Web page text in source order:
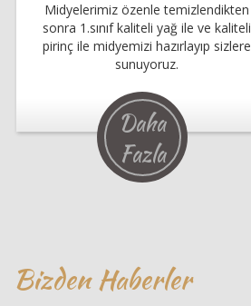
Midyelerimiz özenle temizlendikten
sonra 1.sınıf kaliteli yağ ile ve kaliteli
pirinç ile midyemizi hazırlayıp sizlere
sunuyoruz.
Daha
Fazla
Bizden Haberler